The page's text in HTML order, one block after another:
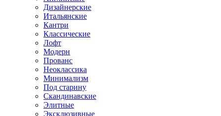
Дизайнерские
Итальянские
Кантри
Классические
Лофт
Модерн
Прованс
Неоклассика
Минимализм
Под старину
Скандинавские
Элитные
Эксклюзивные